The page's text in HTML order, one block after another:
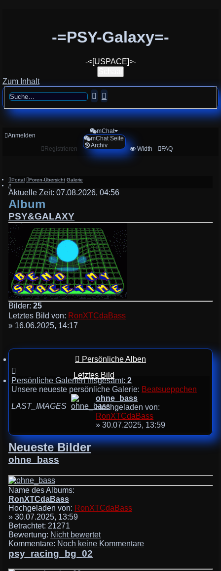
-=PSY-Galaxy=-
-<[USPACE]>-
Zum Inhalt
Suche
Suche
Anmelden
Registrieren
mChat
mChat Seite
Archiv
Width FAQ
Portal Foren-Übersicht Galerie
Suche
Aktuelle Zeit: 07.08.2026, 04:56
Album
PSY&GALAXY
Bilder: 25
Letztes Bild von: RonXTCdaBass
» 16.06.2025, 14:17
Persönliche Alben
Letztes Bild
Persönliche Galerien insgesamt: 2
Unsere neueste persönliche Galerie: Beatsueppchen
LAST_IMAGES
ohne_bass
Hochgeladen von:
RonXTCdaBass
» 30.07.2025, 13:59
Neueste Bilder
ohne_bass
Name des Albums:
RonXTCdaBass
Hochgeladen von: RonXTCdaBass
» 30.07.2025, 13:59
Betrachtet: 21271
Bewertung: Nicht bewertet
Kommentare: Noch keine Kommentare
psy_racing_bg_02